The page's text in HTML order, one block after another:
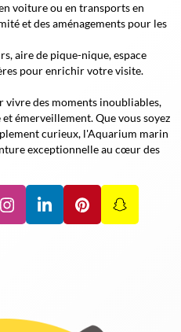
voiture ou en transports en
et des aménagements pour les
aire de pique-nique, espace
pour enrichir votre visite.
vivre des moments inoubliables,
émerveillement. Que vous soyez
curieux, l'Aquarium marin
exceptionnelle au cœur des